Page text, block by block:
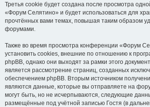
Третья cookie будет создана после просмотра
«Форум Селятино» и будет использоваться для
прочтённых вами темах, повышая таким образом
форумами.
Также во время просмотра конференции «Форум
установить cookies, внешние по отношению к
phpBB, однако они выходят за рамки этого
является рассмотрение страниц, созданных
обеспечением phpBB. Вторым источником
являются данные, которые вы отправляете на
могут быть, но не исчерпываются, следующие
размещённые под учётной записью Гостя (в